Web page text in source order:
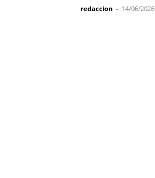
redaccion - 14/06/2026